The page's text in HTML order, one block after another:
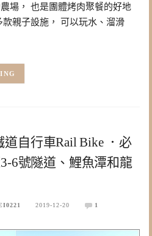
場， 也是團體烤肉聚餐的好地
親子設施， 可以玩水、溜滑
自行車Rail Bike ．必
6號隧道、鯉魚潭和龍
2019-12-20 1